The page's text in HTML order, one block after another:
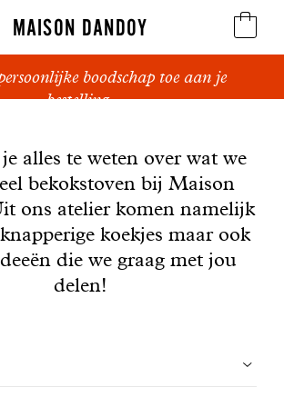
MAISON DANDOY
Speculoos
en peperkoek
Cakes
Snoepgoed
boodschap toe aan je
bestelling.
alles te weten over wat we
bekokstoven bij Maison
ons atelier komen namelijk
koekjes maar ook
die we graag met jou
delen!